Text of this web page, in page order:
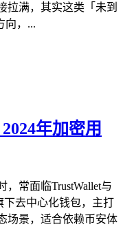
拉满，其实这类「未到
向，...
年加密用
，常面临TrustWallet与
下去中心化钱包，主打
场景，适合依赖币安体